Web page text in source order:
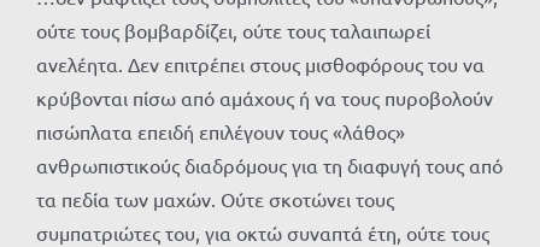
ούτε τους βομβαρδίζει, ούτε τους ταλαιπωρεί
ανελέητα. Δεν επιτρέπει στους μισθοφόρους του να
κρύβονται πίσω από αμάχους ή να τους πυροβολούν
πισώπλατα επειδή επιλέγουν τους «λάθος»
ανθρωπιστικούς διαδρόμους για τη διαφυγή τους από
τα πεδία των μαχών. Ούτε σκοτώνει τους
συμπατριώτες του, για οκτώ συναπτά έτη, ούτε τους